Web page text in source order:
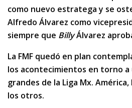
como nuevo estratega y se
Alfredo Álvarez como
siempre que BillyÁlvarez
La FMF quedó en plan
los acontecimientos en torno
grandes de la Liga Mx. América,
los otros.